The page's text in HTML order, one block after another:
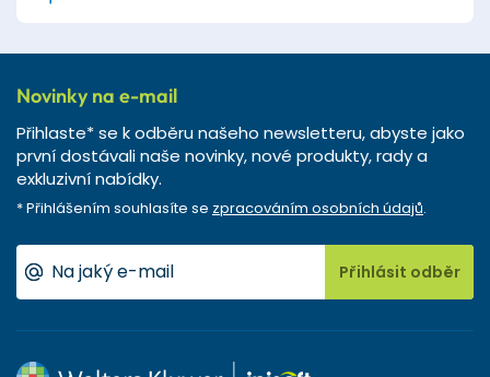
Novinky na e-mail
Přihlaste* se k odběru našeho newsletteru, abyste jako
první dostávali naše novinky, nové produkty, rady a
exkluzivní nabídky.
* Přihlášením souhlasíte se zpracováním osobních údajů.
Přihlásit odběr